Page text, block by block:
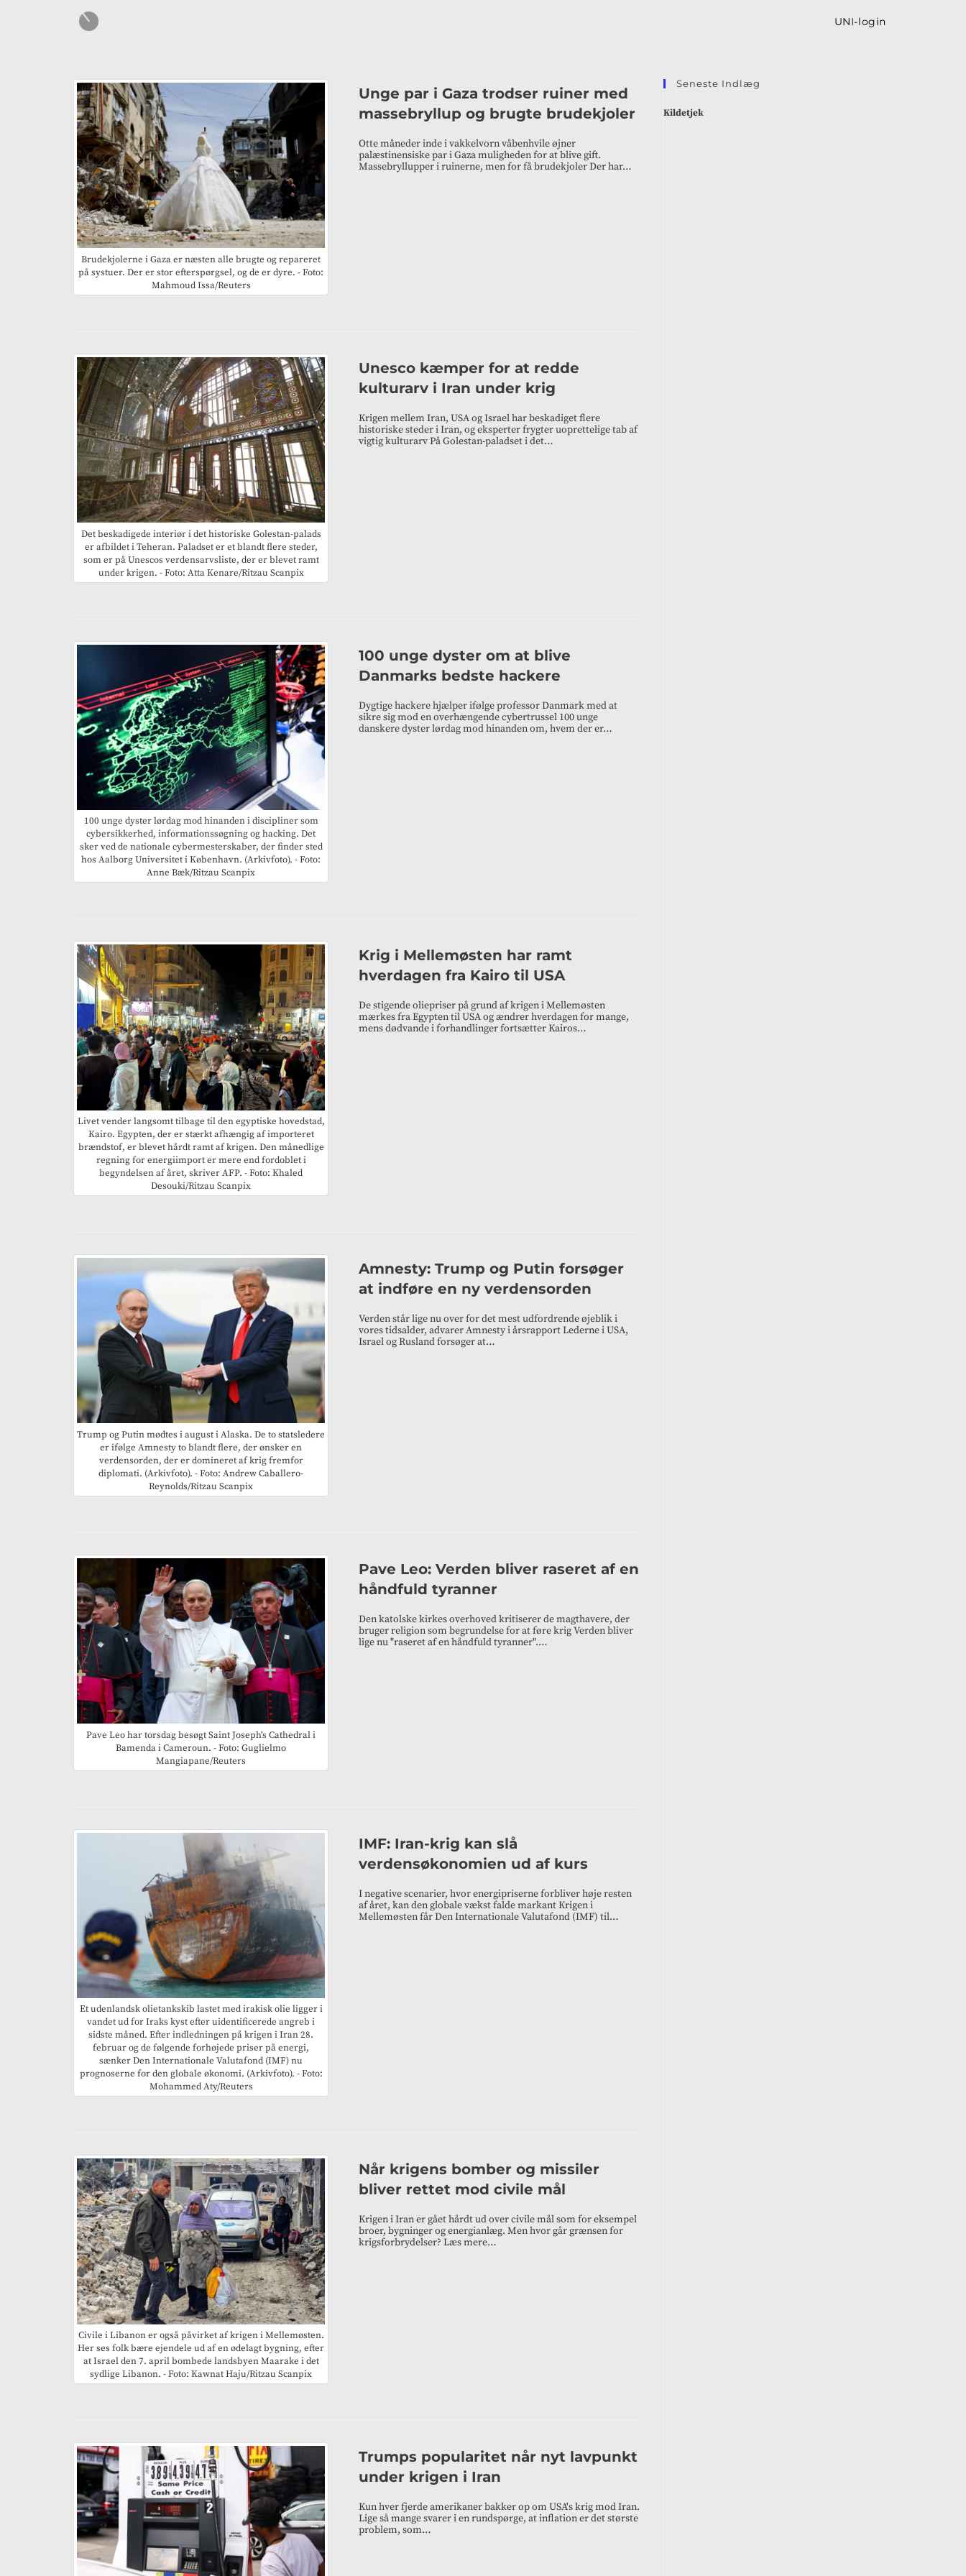
UNI-login
Brudekjolerne i Gaza er næsten alle brugte og repareret
på systuer. Der er stor efterspørgsel, og de er dyre. - Foto:
Mahmoud Issa/Reuters
Unge par i Gaza trodser ruiner med
massebryllup og brugte brudekjoler
Otte måneder inde i vakkelvorn våbenhvile øjner
palæstinensiske par i Gaza muligheden for at blive gift.
Massebryllupper i ruinerne, men for få brudekjoler Der har…
Det beskadigede interiør i det historiske Golestan-palads
er afbildet i Teheran. Paladset er et blandt flere steder,
som er på Unescos verdensarvsliste, der er blevet ramt
under krigen. - Foto: Atta Kenare/Ritzau Scanpix
Unesco kæmper for at redde
kulturarv i Iran under krig
Krigen mellem Iran, USA og Israel har beskadiget flere
historiske steder i Iran, og eksperter frygter uoprettelige tab af
vigtig kulturarv På Golestan-paladset i det…
100 unge dyster lørdag mod hinanden i discipliner som
cybersikkerhed, informationssøgning og hacking. Det
sker ved de nationale cybermesterskaber, der finder sted
hos Aalborg Universitet i København. (Arkivfoto). - Foto:
Anne Bæk/Ritzau Scanpix
100 unge dyster om at blive
Danmarks bedste hackere
Dygtige hackere hjælper ifølge professor Danmark med at
sikre sig mod en overhængende cybertrussel 100 unge
danskere dyster lørdag mod hinanden om, hvem der er…
Livet vender langsomt tilbage til den egyptiske hovedstad,
Kairo. Egypten, der er stærkt afhængig af importeret
brændstof, er blevet hårdt ramt af krigen. Den månedlige
regning for energiimport er mere end fordoblet i
begyndelsen af året, skriver AFP. - Foto: Khaled
Desouki/Ritzau Scanpix
Krig i Mellemøsten har ramt
hverdagen fra Kairo til USA
De stigende oliepriser på grund af krigen i Mellemøsten
mærkes fra Egypten til USA og ændrer hverdagen for mange,
mens dødvande i forhandlinger fortsætter Kairos…
Trump og Putin mødtes i august i Alaska. De to statsledere
er ifølge Amnesty to blandt flere, der ønsker en
verdensorden, der er domineret af krig fremfor
diplomati. (Arkivfoto). - Foto: Andrew Caballero-
Reynolds/Ritzau Scanpix
Amnesty: Trump og Putin forsøger
at indføre en ny verdensorden
Verden står lige nu over for det mest udfordrende øjeblik i
vores tidsalder, advarer Amnesty i årsrapport Lederne i USA,
Israel og Rusland forsøger at…
Pave Leo har torsdag besøgt Saint Joseph's Cathedral i
Bamenda i Cameroun. - Foto: Guglielmo
Mangiapane/Reuters
Pave Leo: Verden bliver raseret af en
håndfuld tyranner
Den katolske kirkes overhoved kritiserer de magthavere, der
bruger religion som begrundelse for at føre krig Verden bliver
lige nu "raseret af en håndfuld tyranner".…
Et udenlandsk olietankskib lastet med irakisk olie ligger i
vandet ud for Iraks kyst efter uidentificerede angreb i
sidste måned. Efter indledningen på krigen i Iran 28.
februar og de følgende forhøjede priser på energi,
sænker Den Internationale Valutafond (IMF) nu
prognoserne for den globale økonomi. (Arkivfoto). - Foto:
Mohammed Aty/Reuters
IMF: Iran-krig kan slå
verdensøkonomien ud af kurs
I negative scenarier, hvor energipriserne forbliver høje resten
af året, kan den globale vækst falde markant Krigen i
Mellemøsten får Den Internationale Valutafond (IMF) til…
Civile i Libanon er også påvirket af krigen i Mellemøsten.
Her ses folk bære ejendele ud af en ødelagt bygning, efter
at Israel den 7. april bombede landsbyen Maarake i det
sydlige Libanon. - Foto: Kawnat Haju/Ritzau Scanpix
Når krigens bomber og missiler
bliver rettet mod civile mål
Krigen i Iran er gået hårdt ud over civile mål som for eksempel
broer, bygninger og energianlæg. Men hvor går grænsen for
krigsforbrydelser? Læs mere…
Trumps popularitet når nyt lavpunkt
under krigen i Iran
Kun hver fjerde amerikaner bakker op om USA's krig mod Iran.
Lige så mange svarer i en rundspørge, at inflation er det største
problem, som…
Seneste Indlæg
Kildetjek